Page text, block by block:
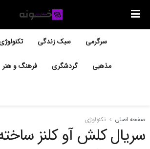
تکنولوژی سبک زندگی سرگرمی
فرهنگ و هنر گردشگری مذهبی
صفحه اصلی تکنولوژی
سریال کلش آو کلنز